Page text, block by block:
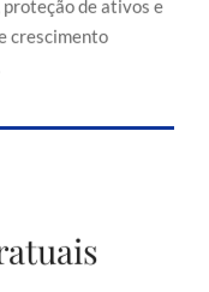
de ativos e
crescimento
o seu negócio.